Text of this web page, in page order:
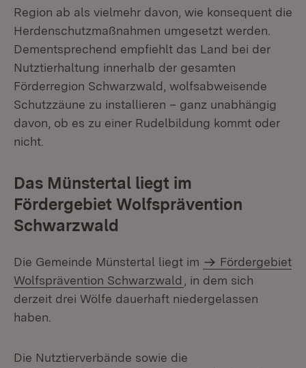
Region ab als vielmehr davon, wie konsequent die
Herdenschutzmaßnahmen umgesetzt werden.
Dementsprechend empfiehlt das Land bei der
Nutztierhaltung innerhalb der gesamten
Förderregion Schwarzwald, wolfsabweisende
Schutzzäune zu installieren – ganz unabhängig
davon, ob es zu einer Rudelbildung kommt oder
nicht.
Das Münstertal liegt im
Fördergebiet Wolfsprävention
Schwarzwald
Die Gemeinde Münstertal liegt im
Fördergebiet
Wolfsprävention Schwarzwald
, in dem sich
derzeit drei Wölfe dauerhaft niedergelassen
haben.
Die Nutztierverbände sowie die